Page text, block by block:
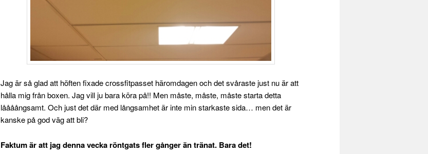
Jag är så glad att höften fixade crossfitpasset häromdagen och det svåraste just nu är att
hålla mig från boxen. Jag vill ju bara köra på!! Men måste, måste, måste starta detta
låååångsamt. Och just det där med långsamhet är inte min starkaste sida… men det är
kanske på god väg att bli?
Faktum är att jag denna vecka röntgats fler gånger än tränat. Bara det!